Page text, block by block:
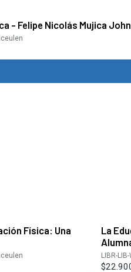
- Felipe Nicolás Mujica
Física: Una
La
LIBR-